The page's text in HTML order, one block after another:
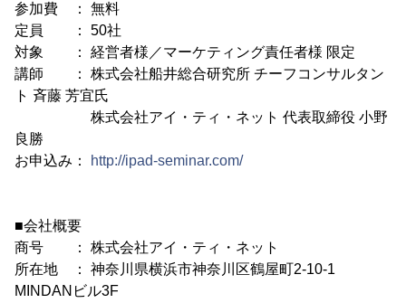
参加費 ： 無料
定員 ： 50社
対象 ： 経営者様／マーケティング責任者様 限定
講師 ： 株式会社船井総合研究所 チーフコンサルタン
ト 斉藤 芳宜氏
株式会社アイ・ティ・ネット 代表取締役 小野
良勝
お申込み：
http://ipad-seminar.com/
■会社概要
商号 ： 株式会社アイ・ティ・ネット
所在地 ： 神奈川県横浜市神奈川区鶴屋町2-10-1
MINDANビル3F